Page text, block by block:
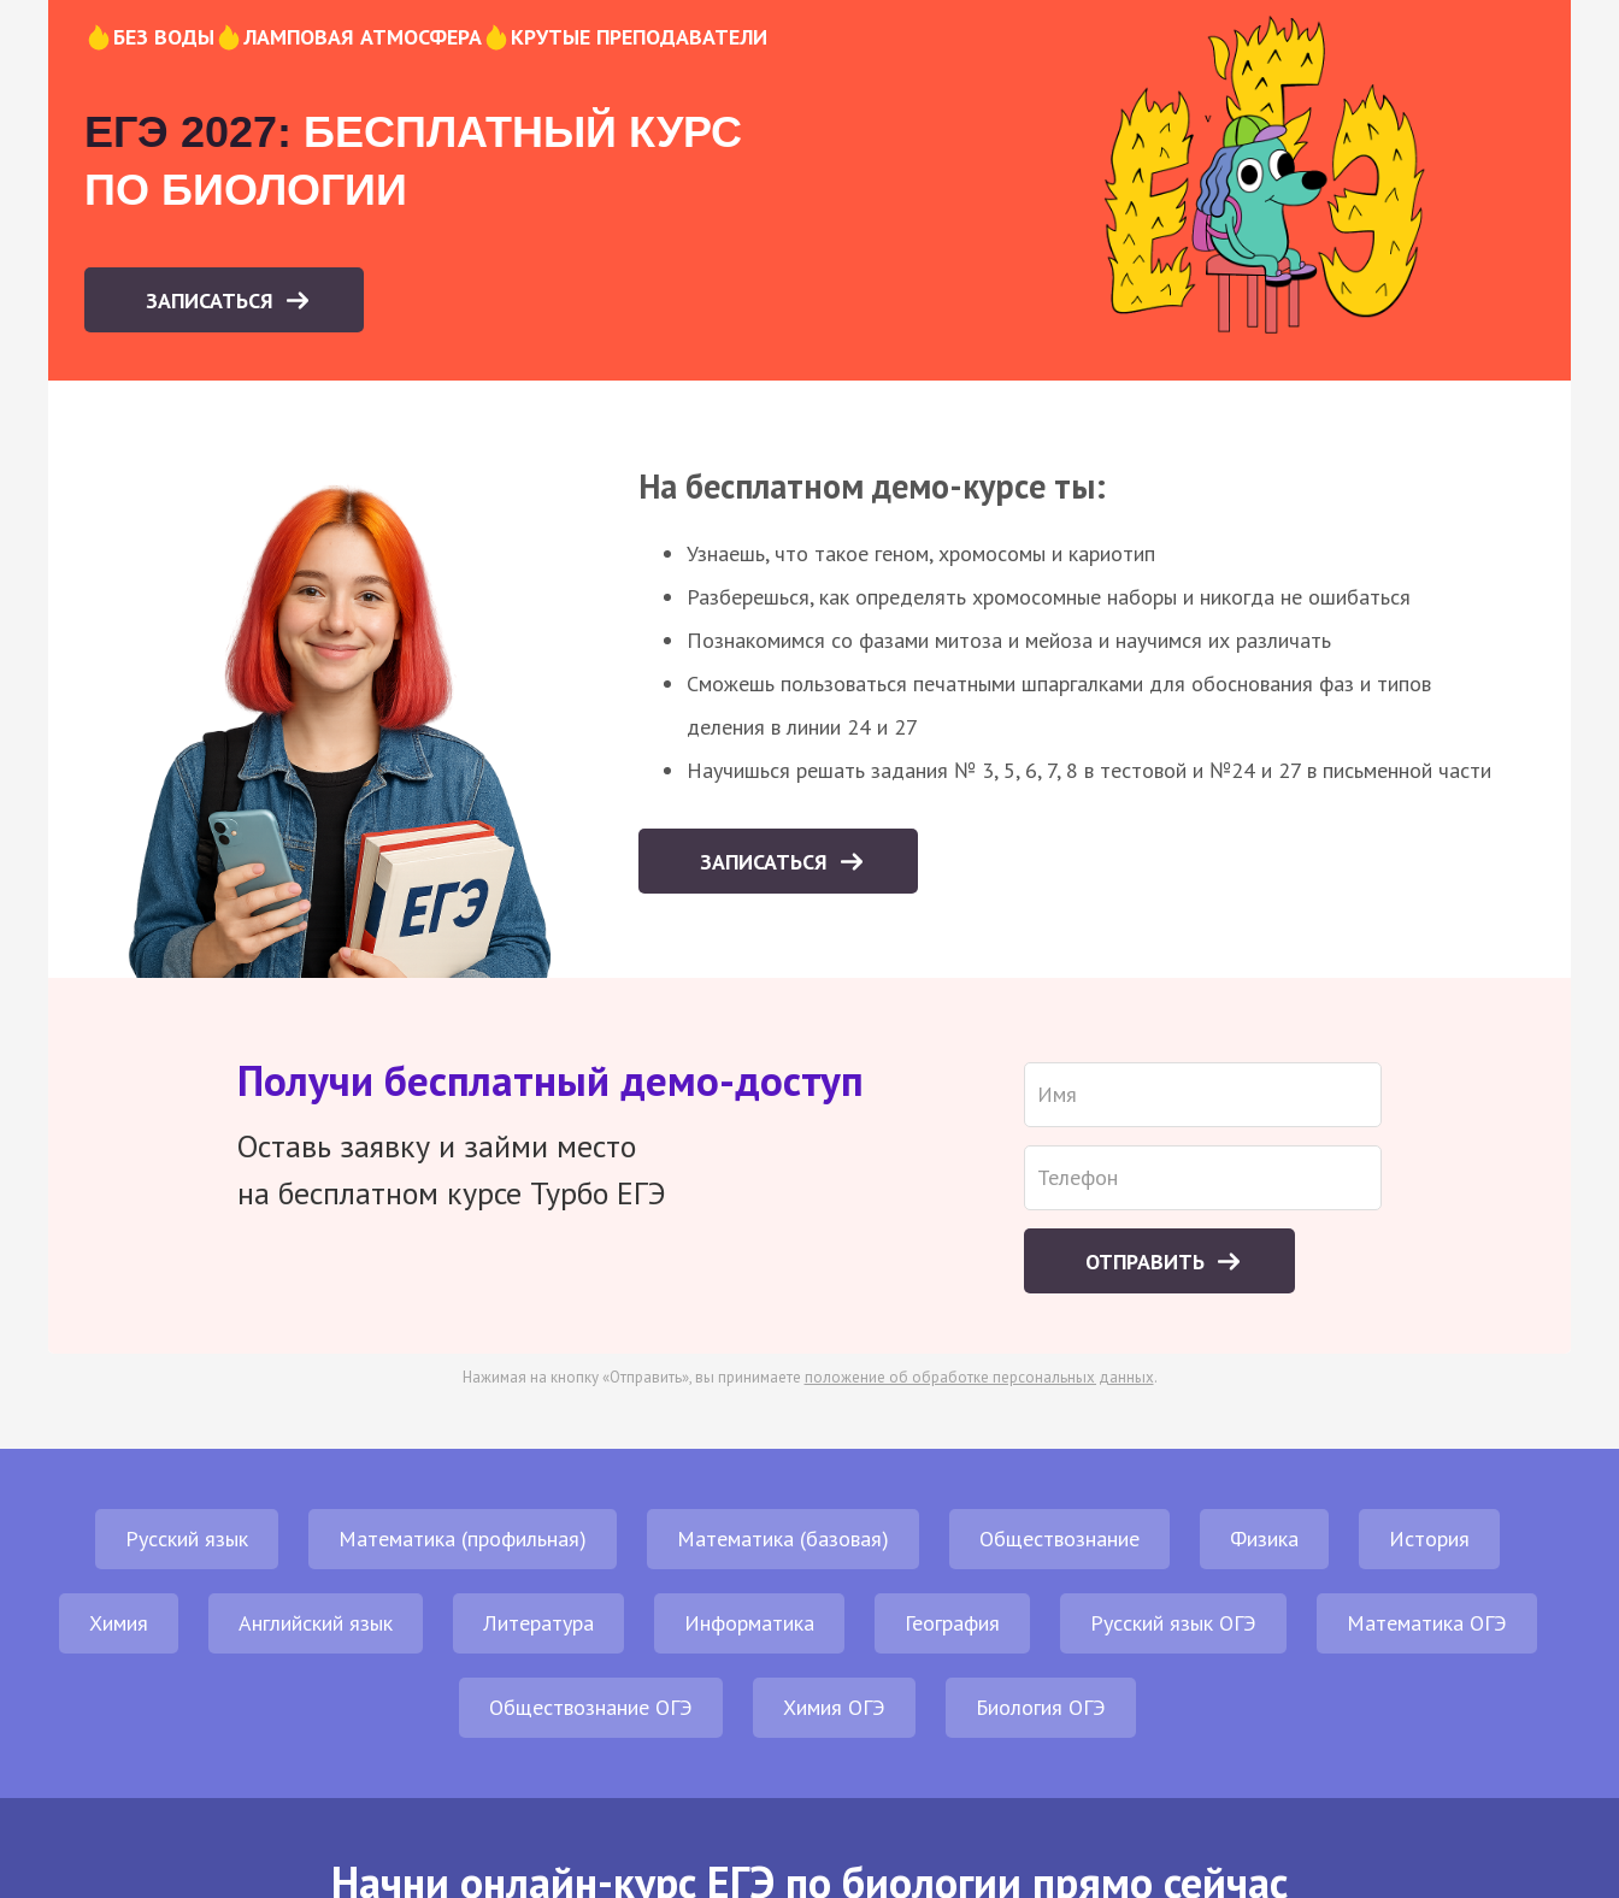
БЕЗ ВОДЫ ЛАМПОВАЯ АТМОСФЕРА КРУТЫЕ ПРЕПОДАВАТЕЛИ
ЕГЭ 2027: БЕСПЛАТНЫЙ КУРС
ПО БИОЛОГИИ
ЗАПИСАТЬСЯ
На бесплатном демо-курсе ты:
Узнаешь, что такое геном, хромосомы и кариотип
Разберешься, как определять хромосомные наборы и никогда не ошибаться
Познакомимся со фазами митоза и мейоза и научимся их различать
Сможешь пользоваться печатными шпаргалками для обоснования фаз и типов
деления в линии 24 и 27
Научишься решать задания № 3, 5, 6, 7, 8 в тестовой и №24 и 27 в письменной части
ЗАПИСАТЬСЯ
Получи бесплатный демо-доступ
Оставь заявку и займи место
на бесплатном курсе Турбо ЕГЭ
ОТПРАВИТЬ
Нажимая на кнопку «Отправить», вы принимаете положение об обработке персональных данных.
Русский язык Математика (профильная) Математика (базовая) Обществознание Физика История
Химия Английский язык Литература Информатика География Русский язык ОГЭ Математика ОГЭ
Обществознание ОГЭ Химия ОГЭ Биология ОГЭ
Начни онлайн-курс ЕГЭ по биологии прямо сейчас